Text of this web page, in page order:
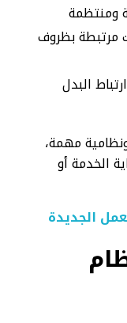
ومنتظمة
مرتبطة بظروف
البدل
مهمة،
الخدمة أو
الجديدة